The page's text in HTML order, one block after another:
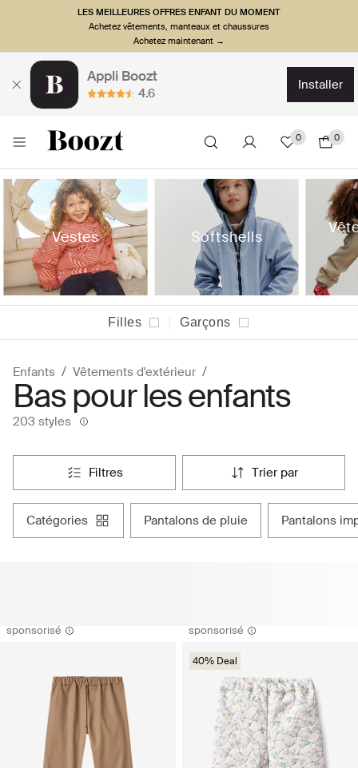
LES MEILLEURES OFFRES ENFANT DU MOMENT
Achetez vêtements, manteaux et chaussures
Achetez maintenant →
Appli Boozt
4.6
installer
0 0
Vestes Softshells
Filles Garçons
Enfants Vêtements d'extérieur
Bas pour les enfants
203 styles
filtres trier par
catégories pantalons de pluie pantalons
sponsorisé sponsorisé
40% Deal